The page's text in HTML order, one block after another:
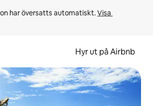
har översatts automatiskt. Visa
Hyr ut på Airbnb